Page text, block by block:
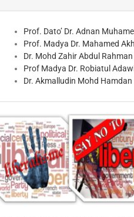
Prof. Dato’ Dr. Adnan
Prof. Madya Dr. Mahamed
Dr. Mohd Zahir Abdul Rahman
Prof Madya Dr. Robiatul
Dr. Akmalludin Mohd Hamdan